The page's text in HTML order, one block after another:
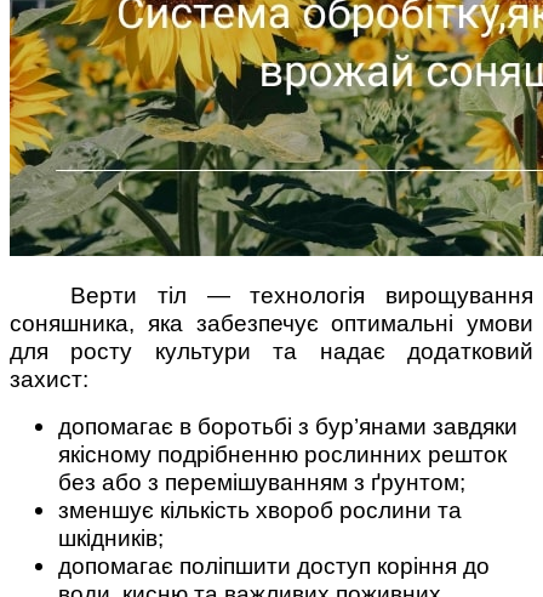
Верти тіл — технологія вирощування
соняшника, яка забезпечує оптимальні умови
для росту культури та надає додатковий
захист:
допомагає в боротьбі з бур’янами завдяки
якісному подрібненню рослинних решток
без або з перемішуванням з ґрунтом;
зменшує кількість хвороб рослини та
шкідників;
допомагає поліпшити доступ коріння до